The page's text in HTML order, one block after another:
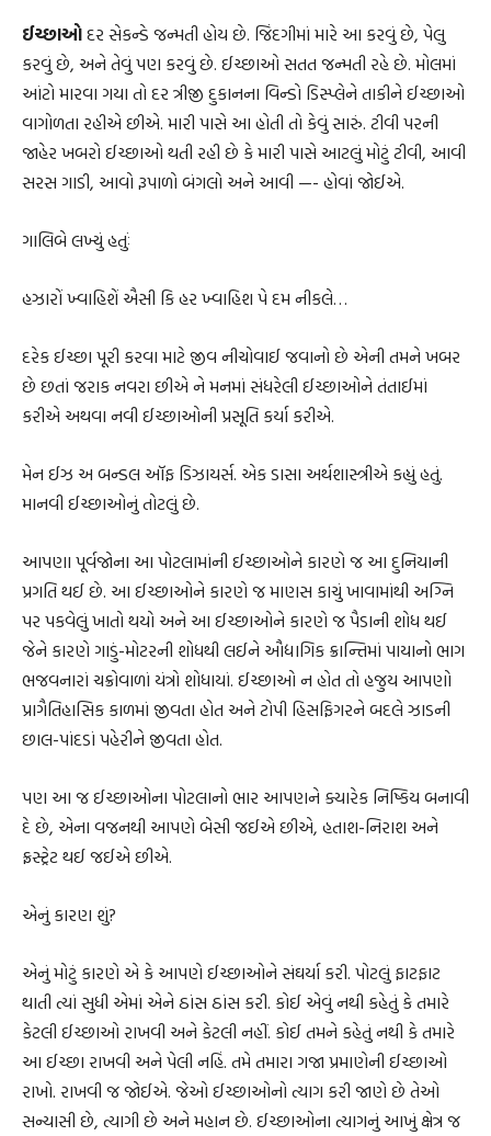
ઈચ્છાઓદર સેકન્ડે જન્મતી હોય છે. જિંદગીમાં મારે આ કરવું છે, પેલુ
કરવું છે, અને તેવું પણ કરવું છે. ઈચ્છાઓ સતત જન્મતી રહે છે. મોલમાં
આંટો મારવા ગયા તો દર ત્રીજી દુકાનના વિન્ડો ડિસ્પ્લેને તાકીને ઈચ્છાઓ
વાગોળતા રહીએ છીએ. મારી પાસે આ હોતી તો કેવું સારું. ટીવી પરની
જાહેર ખબરો ઈચ્છાઓ થતી રહી છે કે મારી પાસે આટલું મોટું ટીવી, આવી
સરસ ગાડી, આવો રૂપાળો બંગલો અને આવી —- હોવાં જોઈએ.
ગાલિબે લખ્યું હતુઃં
હઝારોં ખ્વાહિશેં ઐસી કિ હર ખ્વાહિશ પે દમ નીકલે…
દરેક ઈચ્છા પૂરી કરવા માટે જીવ નીચોવાઈ જવાનો છે એની તમને ખબર
છે છતાં જરાક નવરા છીએ ને મનમાં સંધરેલી ઈચ્છાઓને તંતાઈમાં
કરીએ અથવા નવી ઈચ્છાઓની પ્રસૂતિ કર્યા કરીએ.
મેન ઈઝ અ બન્ડલ ઑફ ડિઝાયર્સ. એક ડાસા અર્થશાસ્ત્રીએ કહ્યું હતું.
માનવી ઈચ્છાઓનું તોટલું છે.
આપણા પૂર્વજોના આ પોટલામાંની ઈચ્છાઓને કારણે જ આ દુનિયાની
પ્રગતિ થઈ છે. આ ઈચ્છાઓને કારણે જ માણસ કાચું ખાવામાંથી અગ્નિ
પર પકવેલું ખાતો થયો અને આ ઈચ્છાઓને કારણે જ પૈડાની શોધ થઈ
જેને કારણે ગાડું-મોટરની શોધથી લઈને ઔદ્યાગિક ક્રાન્તિમાં પાયાનો ભાગ
ભજવનારાં ચક્રોવાળાં યંત્રો શોધાયાં. ઈચ્છાઓ ન હોત તો હજુય આપણો
પ્રાગૈતિહાસિક કાળમાં જીવતા હોત અને ટોપી હિસફિગરને બદલે ઝાડની
છાલ-પાંદડાં પહેરીને જીવતા હોત.
પણ આ જ ઈચ્છાઓના પોટલાનો ભાર આપણને ક્યારેક નિષ્કિય બનાવી
દે છે, એના વજનથી આપણે બેસી જઈએ છીએ, હતાશ-નિરાશ અને
ફ્રસ્ટ્રેટ થઈ જઈએ છીએ.
એનું કારણ શું?
એનું મોટું કારણે એ કે આપણે ઈચ્છાઓને સંઘર્યા કરી. પોટલું ફાટફાટ
થાતી ત્યાં સુધી એમાં એને ઠાંસ ઠાંસ કરી. કોઈ એવું નથી કહેતું કે તમારે
કેટલી ઈચ્છાઓ રાખવી અને કેટલી નહીં. કોઈ તમને કહેતું નથી કે તમારે
આ ઈચ્છા રાખવી અને પેલી નહિં. તમે તમારા ગજા પ્રમાણેની ઈચ્છાઓ
રાખો. રાખવી જ જોઈએ. જેઓ ઈચ્છાઓનો ત્યાગ કરી જાણે છે તેઓ
સન્યાસી છે, ત્યાગી છે અને મહાન છે. ઈચ્છાઓના ત્યાગનું આખું ક્ષેત્ર જ